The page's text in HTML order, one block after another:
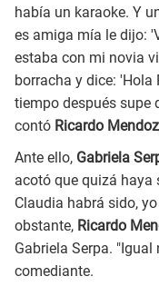
había un karaoke. Y
es amiga mía le dijo:
estaba con mi novia
borracha y dice: 'Hola
tiempo después supe
contó Ricardo
Ante ello, Gabriela
acotó que quizá haya
Claudia habrá sido,
obstante, Ricardo
Gabriela Serpa.
comediante.